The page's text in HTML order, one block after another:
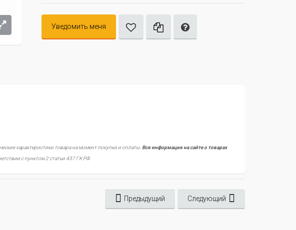
Уведомить меня
характеристики товара на момент покупки и оплаты. Вся информация на сайте о товарах
с пунктом 2 статьи 437 ГК РФ.
Предыдущий Следующий